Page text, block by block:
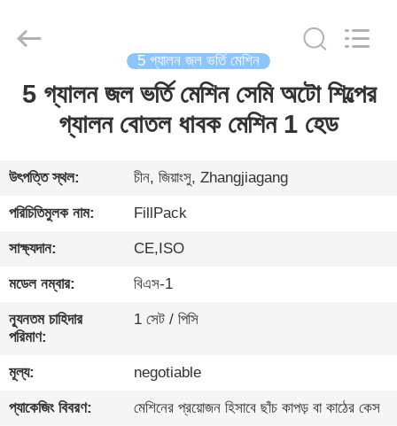
বাড়ি
আমাদের
সম্পর্কে
কারখানা
ভ্রমণ
মান
নিয়ন্ত্রণ
Machinery
Reserved.
5 গ্যালন জল ভর্তি মেশিন
5 গ্যালন জল ভর্তি মেশিন সেমি অটো শিল্পের
গ্যালন বোতল ধাবক মেশিন 1 হেড
উৎপত্তি স্থল: চীন, জিয়াংসু, Zhangjiagang
পরিচিতিমুলক নাম: FillPack
সাক্ষ্যদান: CE,ISO
মডেল নম্বার: বিএস-1
ন্যূনতম চাহিদার
পরিমাণ:
1 সেট / পিসি
মূল্য: negotiable
প্যাকেজিং বিবরণ: মেশিনের প্রয়োজন হিসাবে ছাঁচ কাপড় বা কাঠের কেস